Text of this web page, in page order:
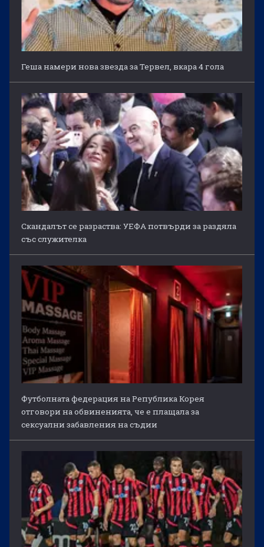
Геша намери нова звезда за Тервел, вкара 4 гола
Скандалът се разраства: УЕФА потвърди за раздяла
със служителка
Футболната федерация на Република Корея
отговори на обвиненията, че е плащала за
сексуални забавления на съдии